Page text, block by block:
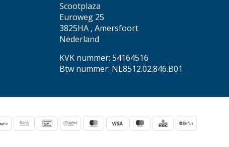
Scootplaza
Euroweg 25
3825HA , Amersfoort
Nederland
KVK nummer: 54164516
Btw nummer: NL8512.02.846.B01